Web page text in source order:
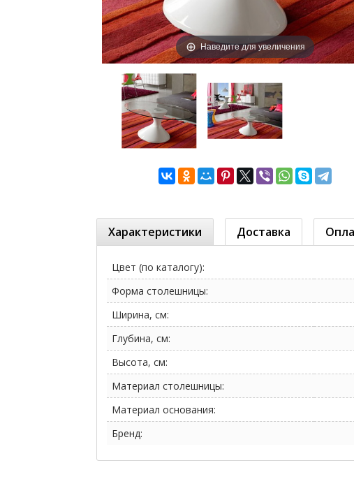
Наведите для увеличения
Характеристики Доставка
Цвет (по каталогу):
Форма столешницы:
Ширина, см:
Глубина, см:
Высота, см:
Материал столешницы:
Материал основания:
Бренд: